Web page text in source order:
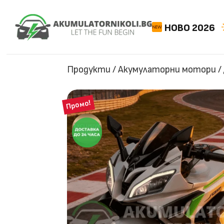
НОВО 2026
Продукти /Акумулаторни мотори /
Промо!